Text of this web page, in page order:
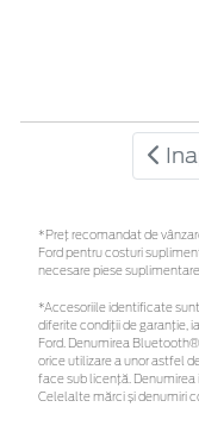
*Preţ recomandat de
Ford pentru costuri
necesare piese
*Accesoriile identificate
diferite condiții de garanție,
Ford. Denumirea
orice utilizare a unor astfel
face sub licență. Denumirea
Celelalte mărci și denumiri